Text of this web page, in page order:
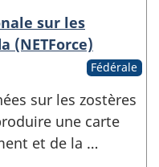
sur les
(NETForce)
Fédérale
sur les zostères
une carte
et de la …